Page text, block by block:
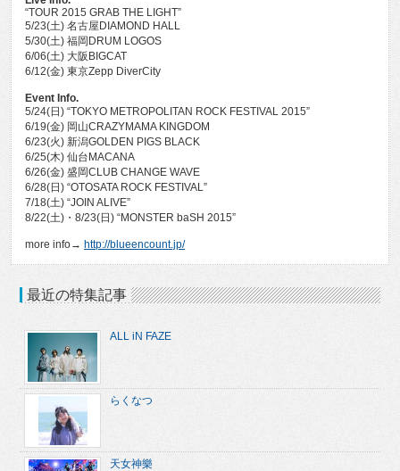
“TOUR 2015 GRAB THE LIGHT”
5/23(土) 名古屋DIAMOND HALL
5/30(土) 福岡DRUM LOGOS
6/06(土) 大阪BIGCAT
6/12(金) 東京Zepp DiverCity
Event Info.
5/24(日) “TOKYO METROPOLITAN ROCK FESTIVAL 2015”
6/19(金) 岡山CRAZYMAMA KINGDOM
6/23(火) 新潟GOLDEN PIGS BLACK
6/25(木) 仙台MACANA
6/26(金) 盛岡CLUB CHANGE WAVE
6/28(日) “OTOSATA ROCK FESTIVAL”
7/18(土) “JOIN ALIVE”
8/22(土)・8/23(日) “MONSTER baSH 2015”
more info→ http://blueencount.jp/
最近の特集記事
ALL iN FAZE
らくなつ
天女神樂